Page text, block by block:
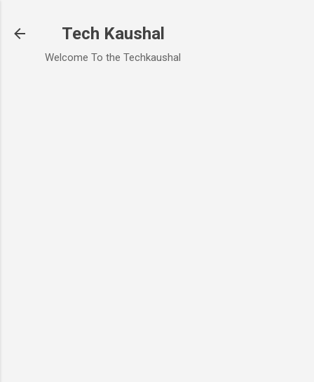
Tech Kaushal
Welcome To the Techkaushal